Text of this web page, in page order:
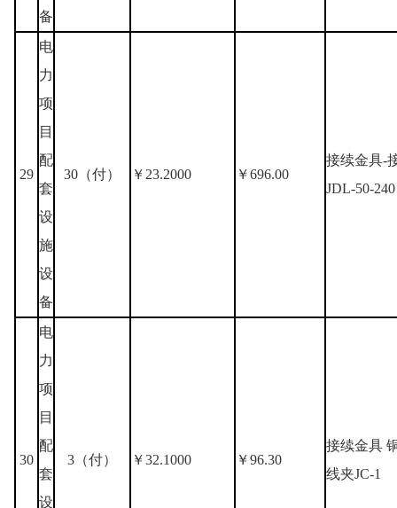
备
29
电
力
项
目
配
套
设
施
设
备
30（付） ￥23.2000 ￥696.00
接续金具-
JDL-50-240
30
电
力
项
目
配
套
设
3（付） ￥32.1000 ￥96.30
接续金具
线夹JC-1